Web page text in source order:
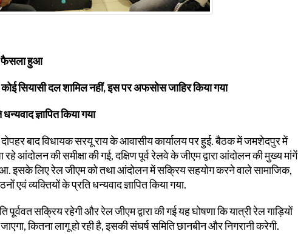
फैसला हुआ
सियासी दल शामिल नहीं, इस पर अफसोस जाहिर किया गया
ज्ञापित किया गया
बाद विधायक सरयू राय के आवासीय कार्यालय पर हुई. बैठक में जमशेदपुर में
आंदोलन की समीक्षा की गई, दक्षिण पूर्व रेलवे के जीएम द्वारा आंदोलन की मुख्य मांगें
हुआ. इसके लिए रेल जीएम को तथा आंदोलन में सक्रिय सहयोग करने वाले सामाजिक,
एवं व्यक्तियों के प्रति धन्यवाद ज्ञापित किया गया.
सक्रिय रहेगी और रेल जीएम द्वारा की गई यह घोषणा कि यात्री रेल गाड़ियों
कितना लागू हो रही है, इसकी संघर्ष समिति छानबीन और निगरानी करेगी.